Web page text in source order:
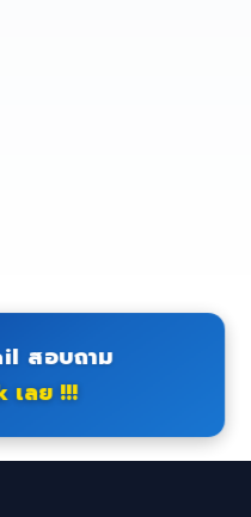
สอบถาม
เลย !!!